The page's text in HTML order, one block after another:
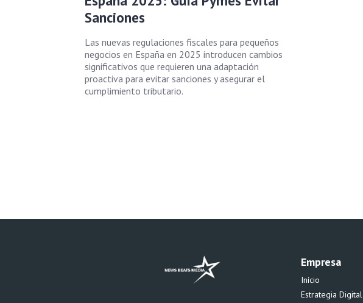
Sanciones
Las nuevas regulaciones fiscales para pequeños
negocios en España en 2025 introducen cambios
significativos que requieren una adaptación
proactiva para evitar sanciones y asegurar el
cumplimiento tributario.
Empresa
Início
Estrategia Digital